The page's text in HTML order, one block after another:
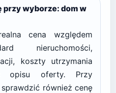
przy wyborze: dom w
cena względem
nieruchomości,
koszty utrzymania
opisu oferty. Przy
również cenę